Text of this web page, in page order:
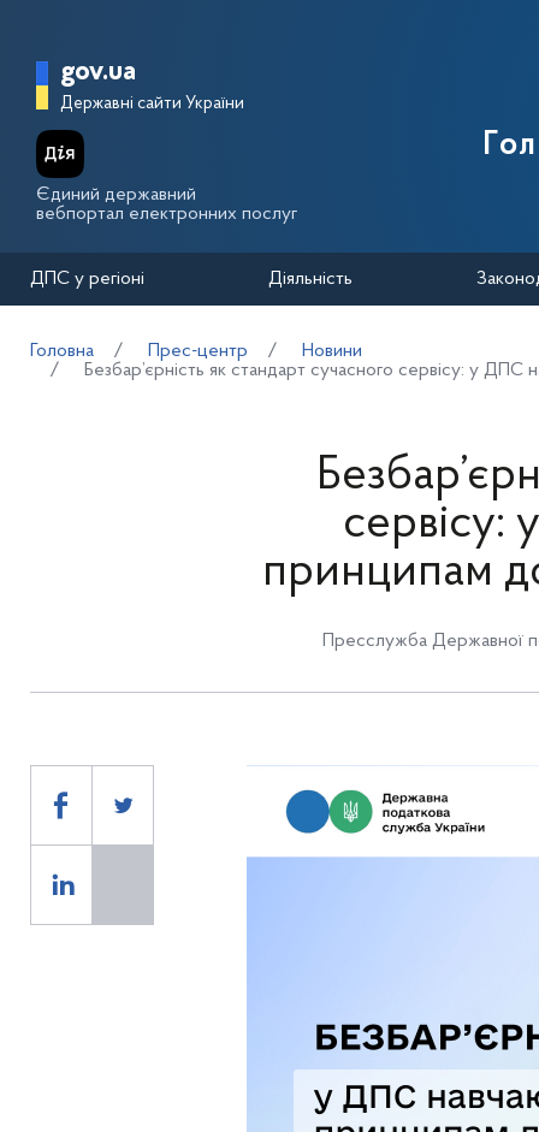
Головна сторінка Державної
gov.ua
Державні сайти України
Єдиний державний
вебпортал електронних послуг
ДПС у регіоні Діяльність
Головна Прес-центр
Новини
Безбар’єрність як стандарт сучасного сервісу: у ДПС
сервісу:
принципам
Пресслужба Державної